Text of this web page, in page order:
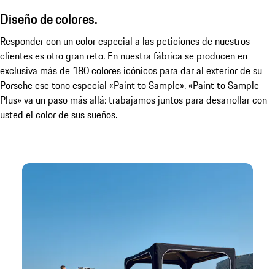
Diseño de colores.
Responder con un color especial a las peticiones de nuestros
clientes es otro gran reto. En nuestra fábrica se producen en
exclusiva más de 180 colores icónicos para dar al exterior de su
Porsche ese tono especial «Paint to Sample». «Paint to Sample
Plus» va un paso más allá: trabajamos juntos para desarrollar con
usted el color de sus sueños.